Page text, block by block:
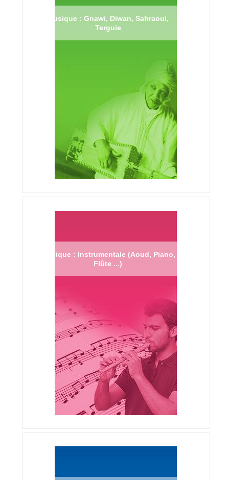
Musique : Gnawi, Diwan, Sahraoui,
Terguie
Musique : Instrumentale (Aoud, Piano,
Flûte ...)